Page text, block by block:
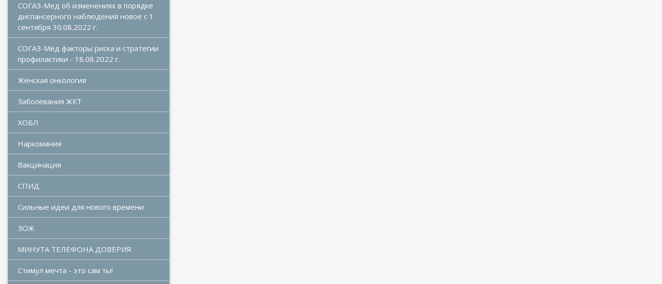
СОГАЗ-Мед об изменениях в порядке
диспансерного наблюдения новое с 1
сентября 30.08.2022 г.
СОГАЗ-Мед факторы риска и стратегии
профилактики - 18.08.2022 г.
Женская онкология
Заболевания ЖКТ
ХОБЛ
Наркомания
Вакцинация
СПИД
Сильные идеи для нового времени
ЗОЖ
МИНУТА ТЕЛЕФОНА ДОВЕРИЯ
Стимул мечта - это сам ты!